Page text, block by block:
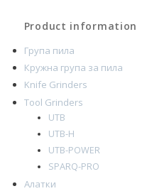
Product information
Група пила
Кружна група за пила
Knife Grinders
Tool Grinders
UTB
UTB-H
UTB-POWER
SPARQ-PRO
Алатки